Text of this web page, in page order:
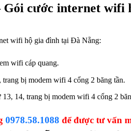
cước internet wifi
wifi hộ gia đình tại Đà Nẵng:
wifi cáp quang.
bị modem wifi 4 cổng 2 băng tần.
14, trang bị modem wifi 4 cổng 2
0978.58.1088 để được tư vấn